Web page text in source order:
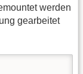
werden
gearbeitet